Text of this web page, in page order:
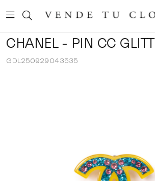
CHANEL - PIN CC
GDL250929043535